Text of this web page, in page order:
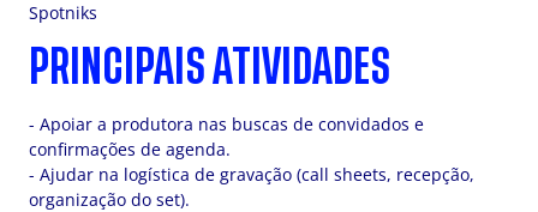
Spotniks
PRINCIPAIS ATIVIDADES
- Apoiar a produtora nas buscas de convidados e
confirmações de agenda.
- Ajudar na logística de gravação (call sheets, recepção,
organização do set).